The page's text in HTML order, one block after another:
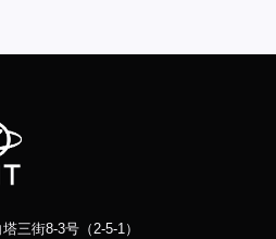
三街8-3号（2-5-1）